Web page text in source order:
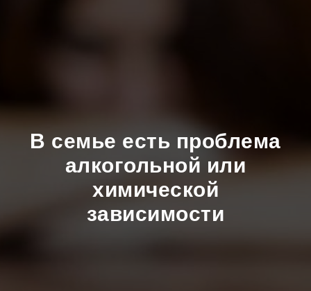
В семье есть проблема
алкогольной или
химической
зависимости